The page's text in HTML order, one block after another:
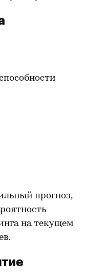
прогноз,
на текущем